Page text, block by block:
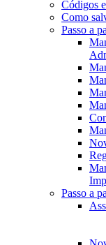
Códigos
Como
Passo a
Passo a